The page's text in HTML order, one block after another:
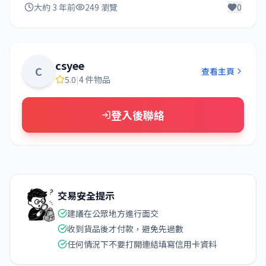
大約 3 年前 249 瀏覽 0
C csyee
5.0|4 件物品
查看主頁
登入後聯絡
交易安全提示
建議在公眾地方進行面交
收到貨品後才付款，避免先過數
任何情況下不要打開連結填寫信用卡資料